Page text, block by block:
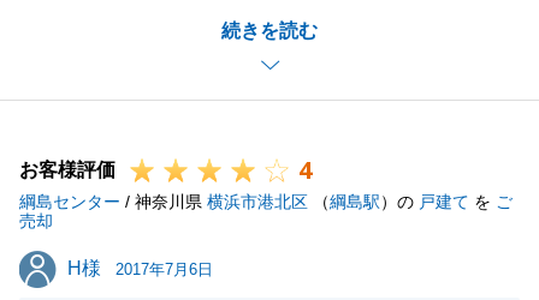
続きを読む
私が武蔵小杉センターに異動になり、後任の担当者を
決めて連絡させますと伝えた際に私に担当してほしい
住宅ローンに関しては至らぬところが多く、ご迷惑を
おかけしてしまい、申し訳ございませんでした。
ご相談事がございましたら、お気軽にご連絡くださ
い。
お客様評価 4
綱島センター / 神奈川県 横浜市港北区 （綱島駅）の 戸建て を ご
売却
H様
H様 2017年7月6日